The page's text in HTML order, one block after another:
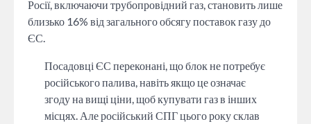
Росії, включаючи трубопровідний газ, становить лише
близько 16% від загального обсягу поставок газу до
ЄС.
Посадовці ЄС переконані, що блок не потребує
російського палива, навіть якщо це означає
згоду на вищі ціни, щоб купувати газ в інших
місцях. Але російський СПГ цього року склав